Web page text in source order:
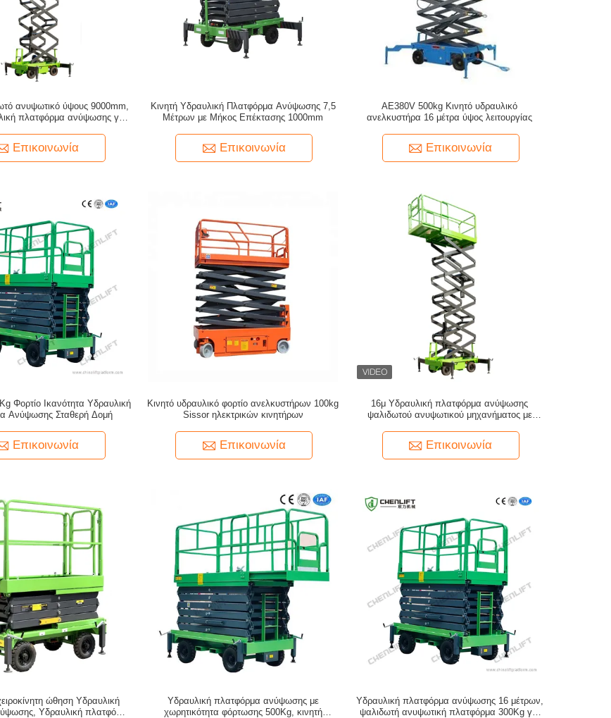
ανυψωτικό ύψους 9000mm,
πλατφόρμα ανύψωσης για
Επικοινωνία
Κινητή Υδραυλική Πλατφόρμα Ανύψωσης 7,5
Μέτρων με Μήκος Επέκτασης 1000mm
Επικοινωνία
ΑΕ380V 500kg Κινητό υδραυλικό
ανελκυστήρα 16 μέτρα ύψος λειτουργίας
Επικοινωνία
Φορτίο Ικανότητα Υδραυλική
Ανύψωσης Σταθερή Δομή
Επικοινωνία
Κινητό υδραυλικό φορτίο ανελκυστήρων 100kg
Sissor ηλεκτρικών κινητήρων
Επικοινωνία
16μ Υδραυλική πλατφόρμα ανύψωσης
ψαλιδωτού ανυψωτικού μηχανήματος με
Επικοινωνία
ώθηση Υδραυλική
Υδραυλική πλατφόρμα
Υδραυλική πλατφόρμα ανύψωσης με
χωρητικότητα φόρτωσης 500Kg, κινητή
Υδραυλική πλατφόρμα ανύψωσης 16 μέτρων,
ψαλιδωτή ανυψωτική πλατφόρμα 300Kg για